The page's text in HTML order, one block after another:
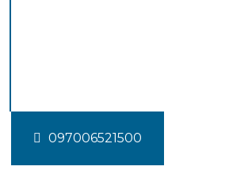
097006521500